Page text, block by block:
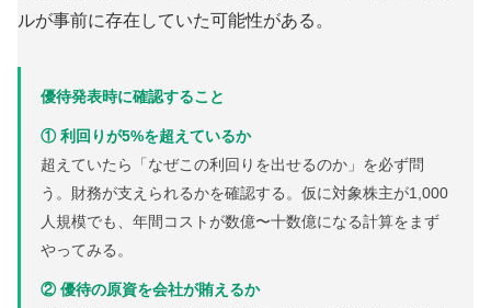
ルが事前に存在していた可能性がある。
優待発表時に確認すること
① 利回りが5%を超えているか
超えていたら「なぜこの利回りを出せるのか」を必ず問
う。財務が支えられるかを確認する。仮に対象株主が1,000
人規模でも、年間コストが数億〜十数億になる計算をまず
やってみる。
② 優待の原資を会社が賄えるか